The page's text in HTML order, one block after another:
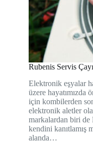
Rubenis Servis
Elektronik eşyalar
üzere hayatımızda
için kombilerden
elektronik aletler
markalardan biri de
kendini kanıtlamış
alanda…